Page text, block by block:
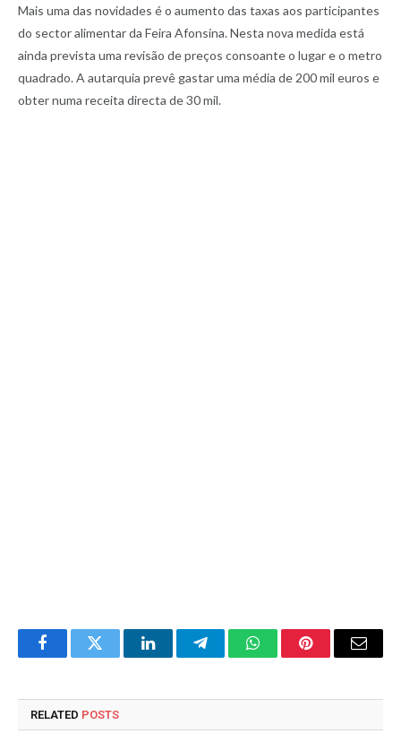
Mais uma das novidades é o aumento das taxas aos participantes
do sector alimentar da Feira Afonsina. Nesta nova medida está
ainda prevista uma revisão de preços consoante o lugar e o metro
quadrado. A autarquia prevê gastar uma média de 200 mil euros e
obter numa receita directa de 30 mil.
FacebookTwitter LinkedInTelegramWhatsAppPinterestEmail
RELATED POSTS